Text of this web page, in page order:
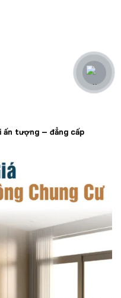
tượng – đẳng cấp